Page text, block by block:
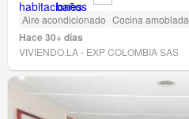
Aire acondicionado Cocina amoblada
Hace 30+ días
VIVIENDO.LA - EXP COLOMBIA SAS